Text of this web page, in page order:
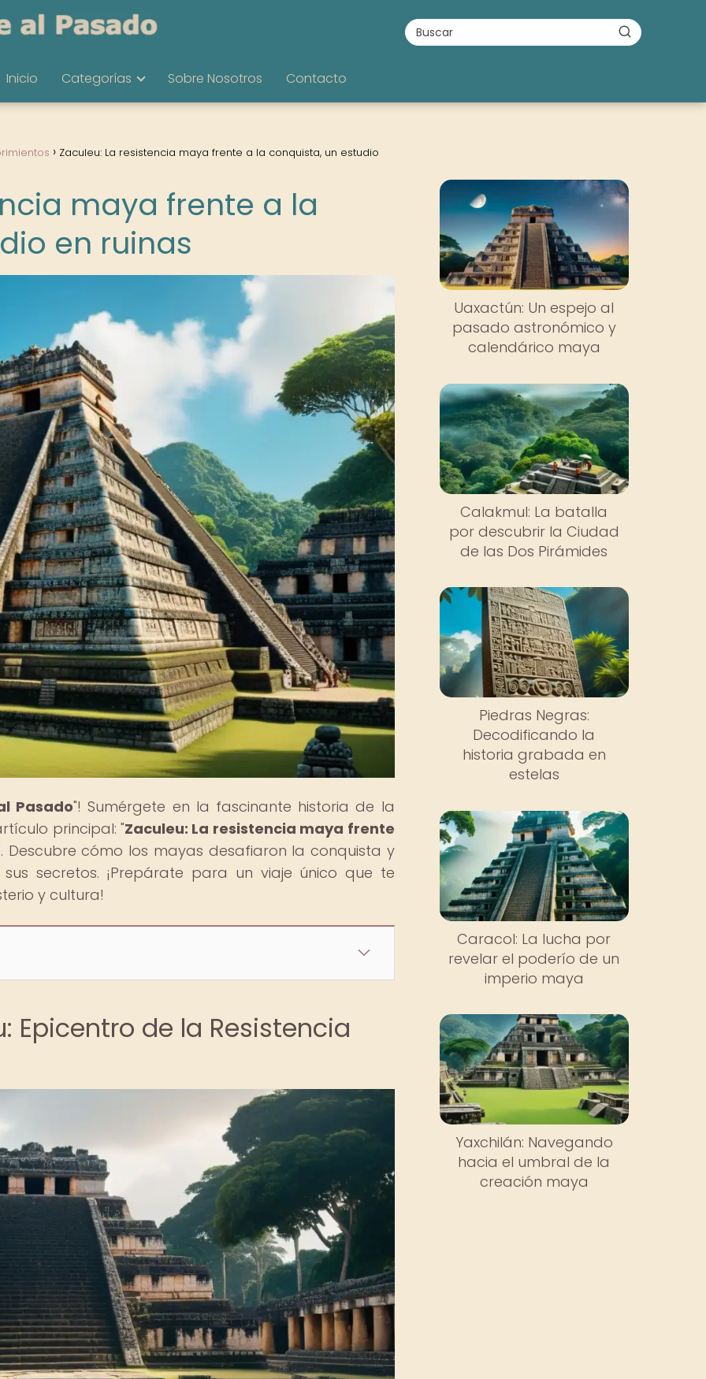
Inicio Categorías Sobre Nosotros Contacto
Zaculeu: La resistencia maya frente a la conquista, un estudio
maya frente a la
en ruinas
Pasado"! Sumérgete en la fascinante historia de la
principal: "Zaculeu: La resistencia maya frente
Descubre cómo los mayas desafiaron la conquista y
secretos. ¡Prepárate para un viaje único que te
y cultura!
Epicentro de la Resistencia
Uaxactún: Un espejo al
pasado astronómico y
calendárico maya
Calakmul: La batalla
por descubrir la Ciudad
de las Dos Pirámides
Piedras Negras:
Decodificando la
historia grabada en
estelas
Caracol: La lucha por
revelar el poderío de un
imperio maya
Yaxchilán: Navegando
hacia el umbral de la
creación maya